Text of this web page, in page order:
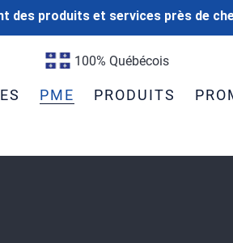
des produits et services près de
100% Québécois
PME PRODUITS